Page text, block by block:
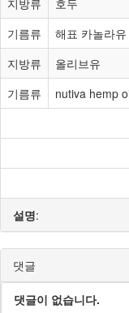
지방류
호두
기름류
해표 카놀라유
지방류
올리브유
기름류
nutiva hemp
설명:
댓글
댓글이 없습니다.